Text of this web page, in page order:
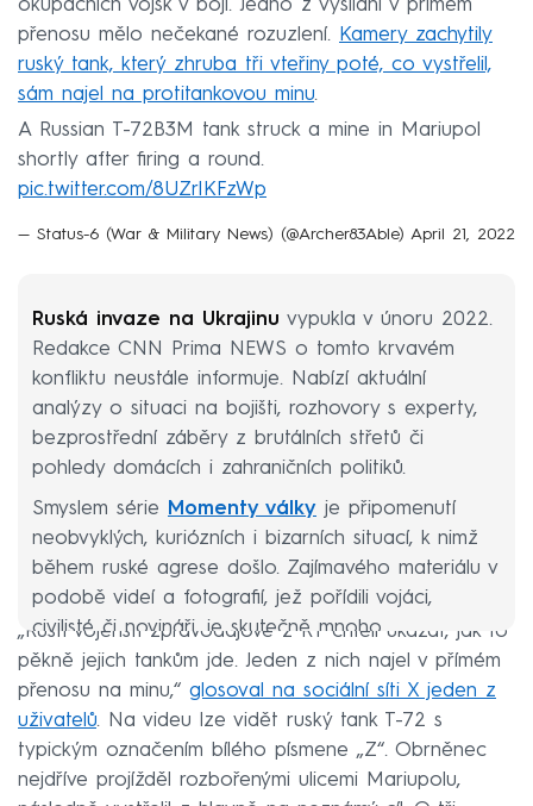
okupačních vojsk v boji. Jedno z vysílání v přímém
přenosu mělo nečekané rozuzlení. Kamery zachytily
ruský tank, který zhruba tři vteřiny poté, co vystřelil,
sám najel na protitankovou minu.
A Russian T-72B3M tank struck a mine in Mariupol
shortly after firing a round.
pic.twitter.com/8UZrIKFzWp
— Status-6 (War & Military News) (@Archer83Able) April 21, 2022
Ruská invaze na Ukrajinu vypukla v únoru 2022.
Redakce CNN Prima NEWS o tomto krvavém
konfliktu neustále informuje. Nabízí aktuální
analýzy o situaci na bojišti, rozhovory s experty,
bezprostřední záběry z brutálních střetů či
pohledy domácích i zahraničních politiků.
Smyslem série Momenty války je připomenutí
neobvyklých, kuriózních i bizarních situací, k nimž
během ruské agrese došlo. Zajímavého materiálu v
podobě videí a fotografií, jež pořídili vojáci,
civilisté či novináři, je skutečně mnoho.
„Ruští vojenští zpravodajové z RT chtěli ukázat, jak to
pěkně jejich tankům jde. Jeden z nich najel v přímém
přenosu na minu,“ glosoval na sociální síti X jeden z
uživatelů. Na videu lze vidět ruský tank T-72 s
typickým označením bílého písmene „Z“. Obrněnec
nejdříve projížděl rozbořenými ulicemi Mariupolu,